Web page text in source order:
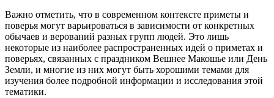
Важно отметить, что в современном контексте приметы и
поверья могут варьироваться в зависимости от конкретных
обычаев и верований разных групп людей. Это лишь
некоторые из наиболее распространенных идей о приметах и
поверьях, связанных с праздником Вешнее Макошье или День
Земли, и многие из них могут быть хорошими темами для
изучения более подробной информации и исследования этой
тематики.